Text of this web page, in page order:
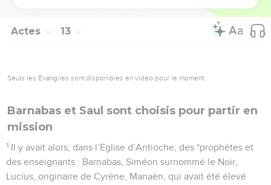
Actes 13
Seuls les Évangiles sont disponibles en vidéo pour le moment.
Barnabas et Saul sont choisis pour partir en
mission
1 Il y avait alors, dans l’Eglise d’Antioche, des *prophètes et
des enseignants : Barnabas, Siméon surnommé le Noir,
Lucius, originaire de Cyrène, Manaën, qui avait été élevé